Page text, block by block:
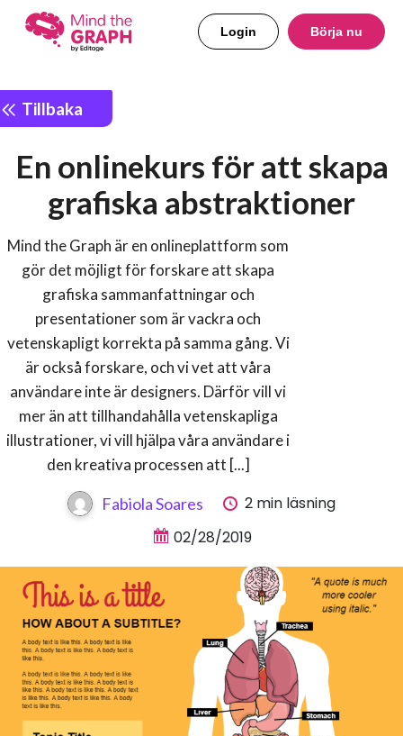
Login Börja nu
Tillbaka
En onlinekurs för att skapa
grafiska abstraktioner
Mind the Graph är en onlineplattform som
gör det möjligt för forskare att skapa
grafiska sammanfattningar och
presentationer som är vackra och
vetenskapligt korrekta på samma gång. Vi
är också forskare, och vi vet att våra
användare inte är designers. Därför vill vi
mer än att tillhandahålla vetenskapliga
illustrationer, vi vill hjälpa våra användare i
den kreativa processen att [...]
Fabiola Soares
2 min läsning
02/28/2019